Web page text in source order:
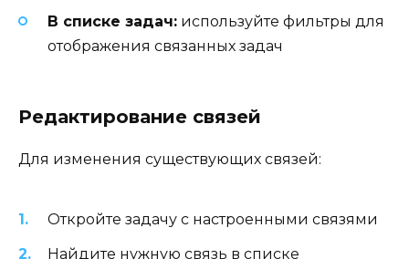
В списке задач: используйте фильтры для
отображения связанных задач
Редактирование связей
Для изменения существующих связей:
Откройте задачу с настроенными связями
Найдите нужную связь в списке